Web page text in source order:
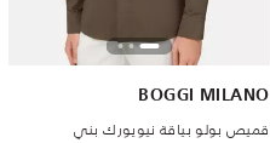
BOGGI MILANO
قميص بولو بياقة نيويورك بني